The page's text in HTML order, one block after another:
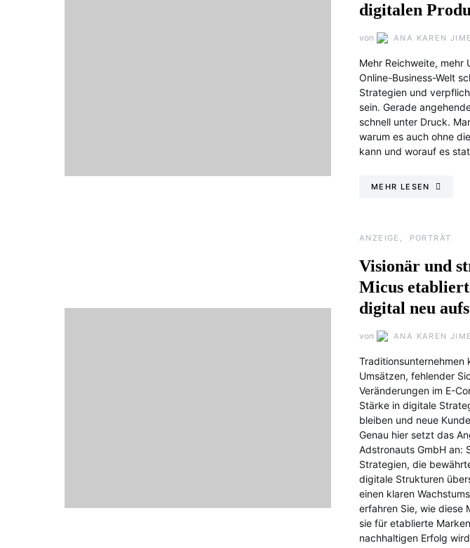
digitalen
von ANA KAREN
Mehr Reichweite, mehr
Online-Business-Welt
Strategien und
sein. Gerade
schnell unter Druck.
warum es auch ohne
kann und worauf es
MEHR LESEN
ANZEIGE PORTRÄT
Visionär und
Micus
digital neu
von ANA KAREN
Umsätzen, fehlender
Veränderungen im E-
Stärke in digitale
bleiben und neue
Genau hier setzt das
Adstronauts GmbH an:
Strategien, die
digitale Strukturen
einen klaren
erfahren Sie, wie diese
sie für etablierte
nachhaltigen Erfolg